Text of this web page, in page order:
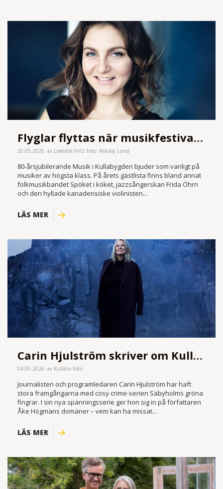
Flyglar flyttas när musikfestivalen firar 80
20.05.2026. av Liselotte Fritz Foto: Nikolaj Lund
80-årsjubilerande Musik i Kullabygden bjuder som vanligt på
musiker av högsta klass. På årets gästlista finns bland annat
folkmusikbandet Spöket i köket, jazzsångerskan Frida Öhrn
och den hyllade kanadensiske violinisten...
LÄS MER
Carin Hjulström skriver om Kullabergsmord
04.05.2026. av Kullaliv Foto:
Journalisten och programledaren Carin Hjulström har haft
stora framgångarna med cosy crime-serien Säbyholms gröna
fingrar. I sin nya spänningsserie ger hon sig in på författaren
Åke Högmans domäner – vem kan ha missat...
LÄS MER